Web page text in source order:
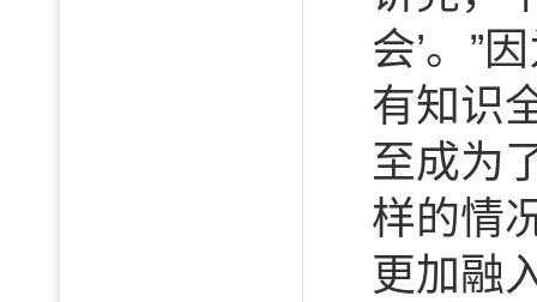
会’。”
有知识
至成为
样的情
更加融